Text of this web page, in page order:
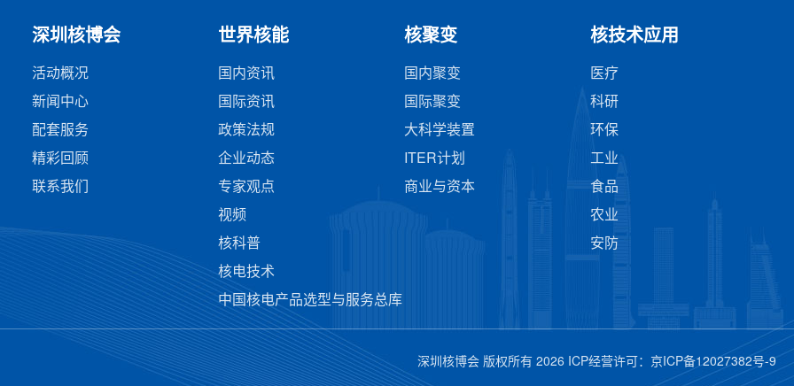
深圳核博会
活动概况
新闻中心
配套服务
精彩回顾
联系我们
世界核能
国内资讯
国际资讯
政策法规
企业动态
专家观点
视频
核科普
核电技术
中国核电产品选型与服务总库
核聚变
国内聚变
国际聚变
大科学装置
ITER计划
商业与资本
核技术应用
医疗
科研
环保
工业
食品
农业
安防
深圳核博会 版权所有 2026 ICP经营许可： 京ICP备12027382号-9